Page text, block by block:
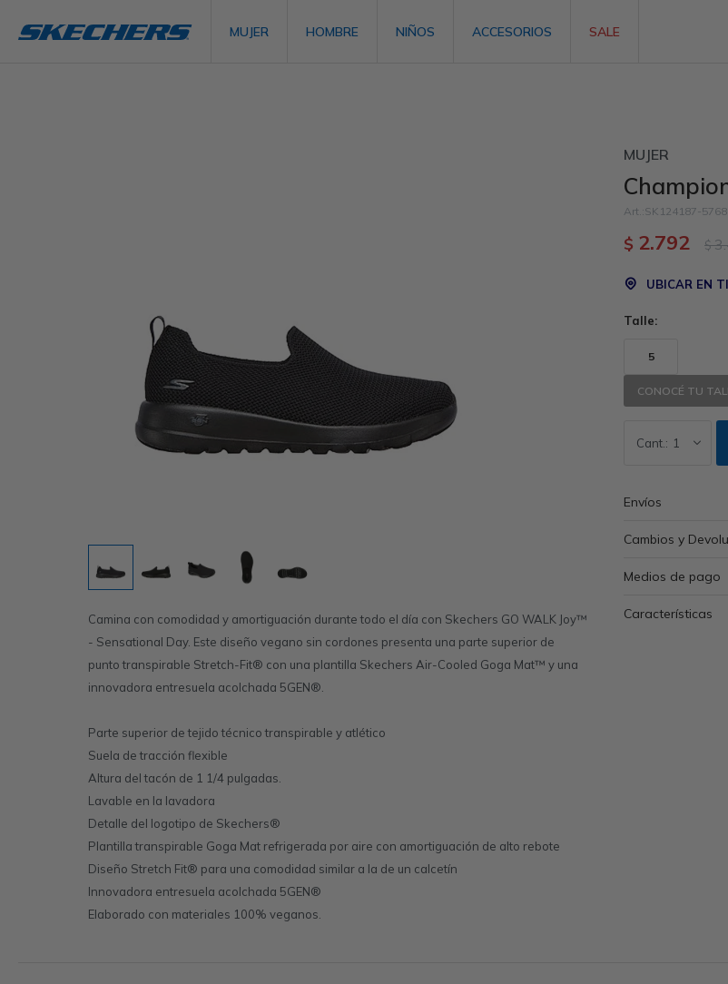
MUJER HOMBRE NIÑOS ACCESORIOS SALE
Camina con comodidad y amortiguación durante todo el día con Skechers GO WALK Joy™
- Sensational Day. Este diseño vegano sin cordones presenta una parte superior de
punto transpirable Stretch-Fit® con una plantilla Skechers Air-Cooled Goga Mat™ y una
innovadora entresuela acolchada 5GEN®.
Parte superior de tejido técnico transpirable y atlético
Suela de tracción flexible
Altura del tacón de 1 1/4 pulgadas.
Lavable en la lavadora
Detalle del logotipo de Skechers®
Plantilla transpirable Goga Mat refrigerada por aire con amortiguación de alto rebote
Diseño Stretch Fit® para una comodidad similar a la de un calcetín
Innovadora entresuela acolchada 5GEN®
Elaborado con materiales 100% veganos.
MUJER
SK124187-5768
$ 2.792 $
UBICAR EN
Talle:
5
CONOCÉ TU
1
Envíos
Cambios y
Medios de pago
Características